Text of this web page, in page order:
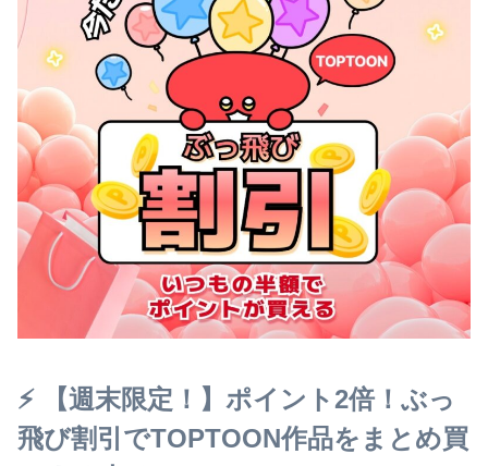
⚡️ 【週末限定！】ポイント2倍！ ぶっ
飛び割引 でTOPTOON作品をまとめ買